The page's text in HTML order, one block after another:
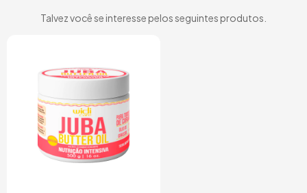
Talvez você se interesse pelos seguintes produtos.